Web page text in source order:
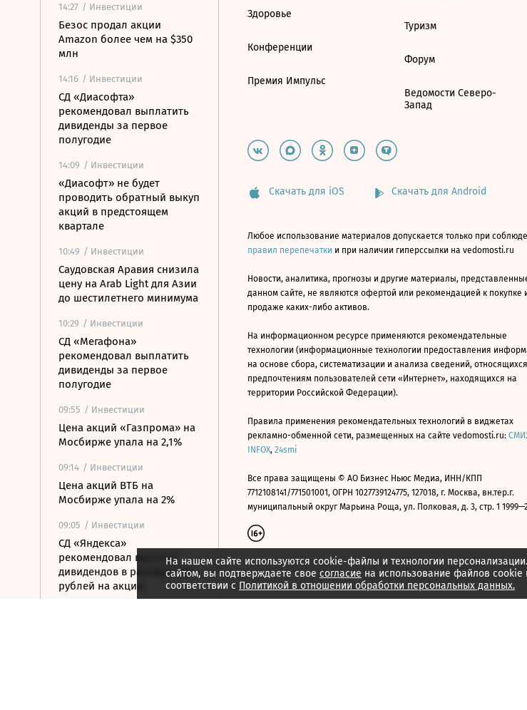
14:27 / Инвестиции
Безос продал акции
Amazon более чем на $350
млн
14:16 / Инвестиции
СД «Диасофта»
рекомендовал выплатить
дивиденды за первое
полугодие
14:09 / Инвестиции
«Диасофт» не будет
проводить обратный выкуп
акций в предстоящем
квартале
10:49 / Инвестиции
Саудовская Аравия снизила
цену на Arab Light для Азии
до шестилетнего минимума
10:29 / Инвестиции
СД «Мегафона»
рекомендовал выплатить
дивиденды за первое
полугодие
09:55 / Инвестиции
Цена акций «Газпрома» на
Мосбирже упала на 2,1%
09:14 / Инвестиции
Цена акций ВТБ на
Мосбирже упала на 2%
09:05 / Инвестиции
СД «Яндекса»
рекомендовал выплату
дивидендов в размере 110
рублей на акцию
На нашем сайте используются cookie-файлы и технологии
сайтом, вы подтверждаете свое согласие на использование файлов cookie
соответствии с Политикой в отношении обработки персональных данных.
Здоровье
Конференции
Премия Импульс
Туризм
Форум
Ведомости Северо-
Запад
Скачать для iOS Скачать для Android
Любое использование материалов допускается только при
правил перепечатки и при наличии гиперссылки на vedomosti.ru
Новости, аналитика, прогнозы и другие материалы,
данном сайте, не являются офертой или рекомендацией к покупке
продаже каких-либо активов.
На информационном ресурсе применяются рекомендательные
технологии (информационные технологии предоставления
на основе сбора, систематизации и анализа сведений,
предпочтениям пользователей сети «Интернет», находящихся на
территории Российской Федерации).
Правила применения рекомендательных технологий в виджетах
рекламно-обменной сети, размещенных на сайте vedomosti.ru:
INFOX, 24smi
Все права защищены © АО Бизнес Ньюс Медиа, ИНН/КПП
7712108141/771501001, ОГРН 1027739124775, 127018, г. Москва, вн.тер.г.
муниципальный округ Марьина Роща, ул. Полковая, д. 3, стр. 1